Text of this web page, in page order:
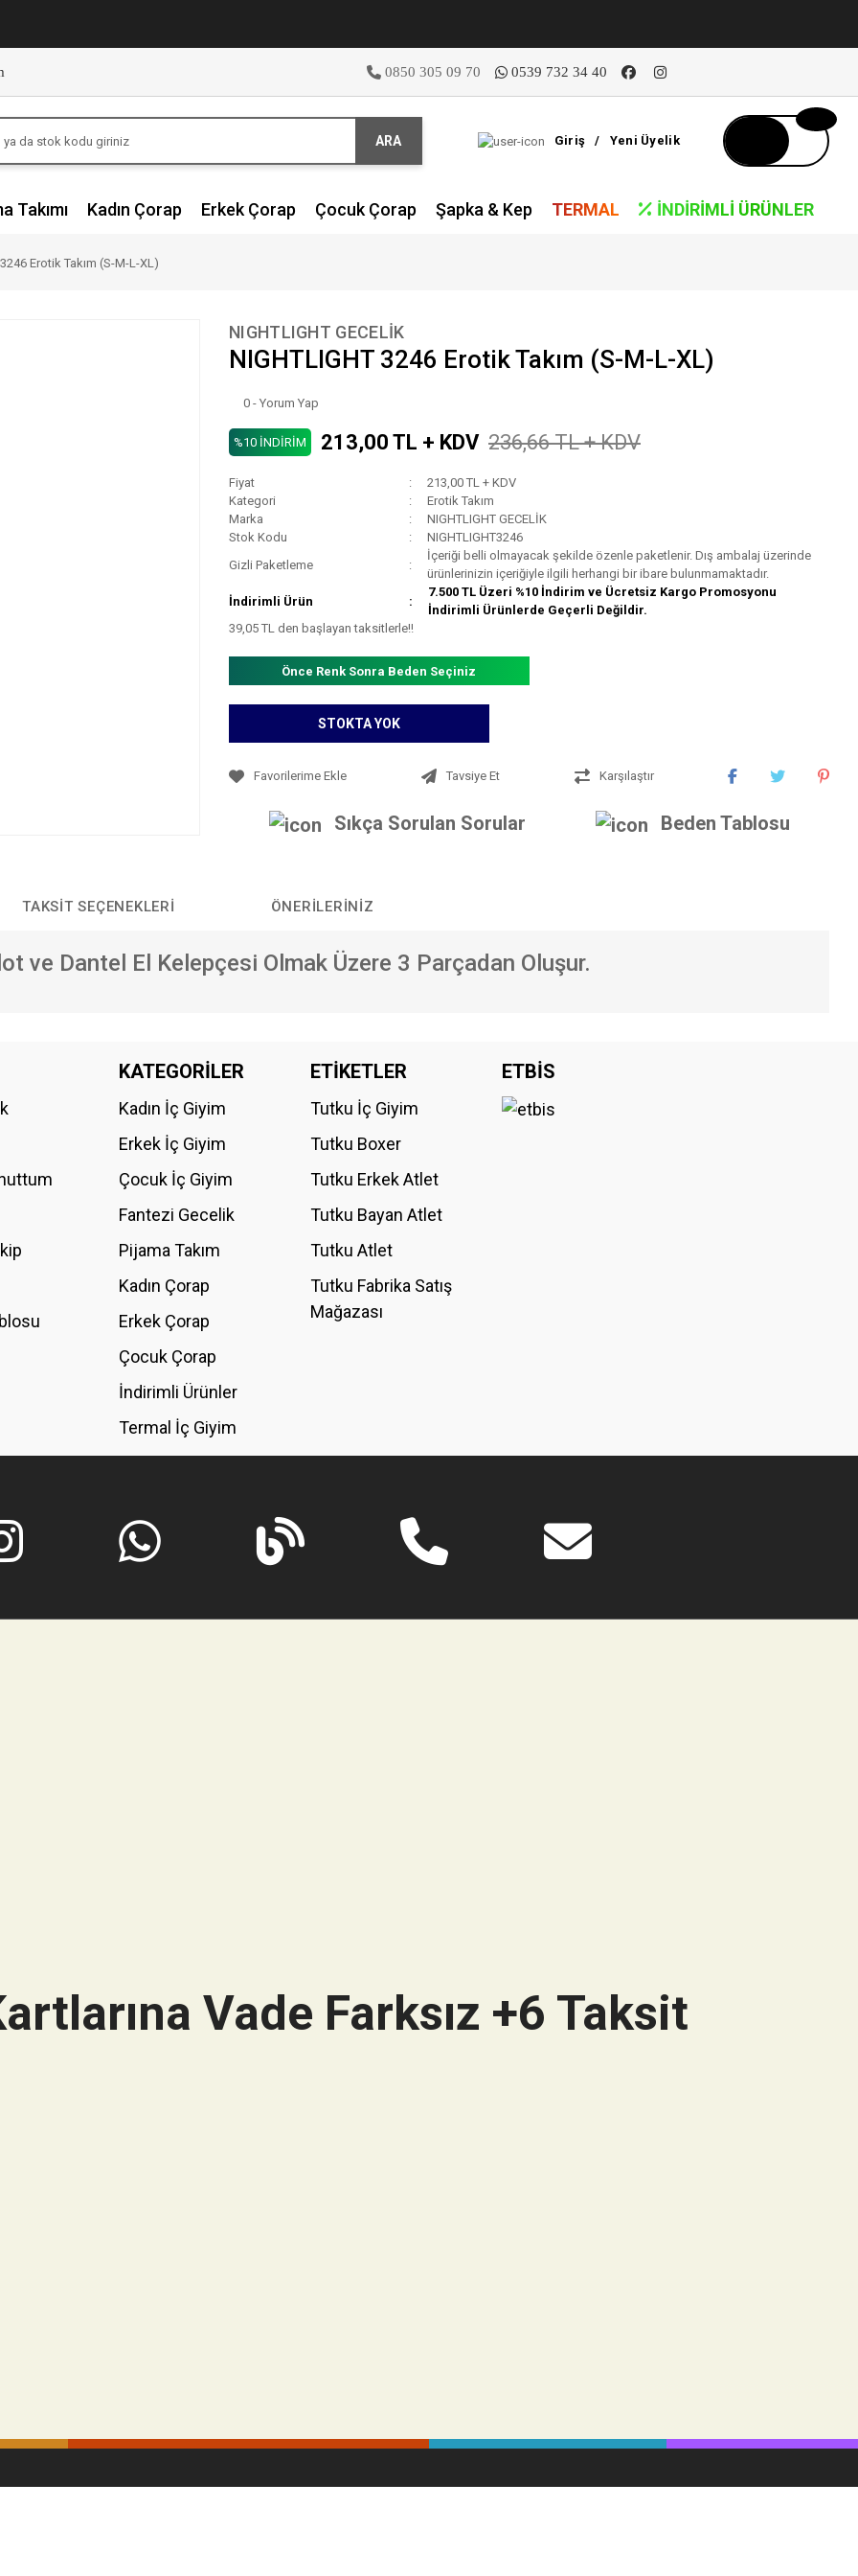
0850 305 09 70 0539 732 34 40
ARA Giriş / Yeni Üyelik
Takımı Kadın Çorap Erkek Çorap Çocuk Çorap Şapka & Kep TERMAL İNDIRIMLI ÜRÜNLER
Erotik Takım (S-M-L-XL)
NIGHTLIGHT GECELİK
NIGHTLIGHT 3246 Erotik Takım (S-M-L-XL)
0 - Yorum Yap
%10 İNDİRİM 213,00 TL + KDV 236,66 TL + KDV
Fiyat
213,00 TL + KDV
Kategori
Erotik Takım
Marka
NIGHTLIGHT GECELİK
Stok Kodu
NIGHTLIGHT3246
Gizli Paketleme
İçeriği belli olmayacak şekilde özenle paketlenir. Dış ambalaj üzerinde
ürünlerinizin içeriğiyle ilgili herhangi bir ibare bulunmamaktadır.
İndirimli Ürün
7.500 TL Üzeri %10 İndirim ve Ücretsiz Kargo Promosyonu
İndirimli Ürünlerde Geçerli Değildir.
39,05 TL den başlayan taksitlerle!!
Önce Renk Sonra Beden Seçiniz
STOKTA YOK
Tavsiye Et Karşılaştır
Sıkça Sorulan Sorular Beden Tablosu
TAKSIT SEÇENEKLERI ÖNERILERINIZ
ve Dantel El Kelepçesi Olmak Üzere 3 Parçadan Oluşur.
Bu ürüne ilk yorumu siz yapın!
KATEGORİLER
Kadın İç Giyim
Erkek İç Giyim
Çocuk İç Giyim
Fantezi Gecelik
Pijama Takım
Kadın Çorap
Erkek Çorap
Çocuk Çorap
İndirimli Ürünler
Termal İç Giyim
ETİKETLER
Tutku İç Giyim
Tutku Boxer
Tutku Erkek Atlet
Tutku Bayan Atlet
Tutku Atlet
Tutku Fabrika Satış
Mağazası
ETBİS
Vade Farksız +6 Taksit